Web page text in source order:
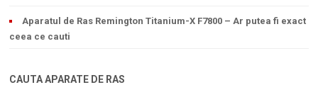
Aparatul de Ras Remington Titanium-X F7800 – Ar putea fi exact
ceea ce cauti
CAUTA APARATE DE RAS